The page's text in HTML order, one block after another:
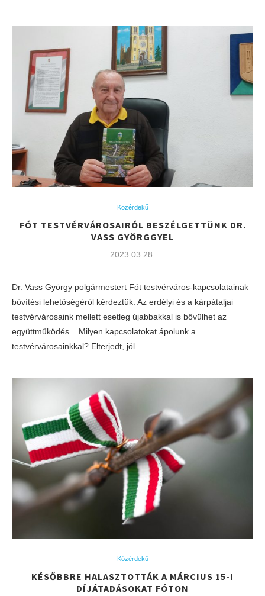
Közérdekű
FÓT TESTVÉRVÁROSAIRÓL BESZÉLGETTÜNK DR.
VASS GYÖRGGYEL
2023.03.28.
Dr. Vass György polgármestert Fót testvérváros-kapcsolatainak
bővítési lehetőségéről kérdeztük. Az erdélyi és a kárpátaljai
testvérvárosaink mellett esetleg újabbakkal is bővülhet az
együttműködés. Milyen kapcsolatokat ápolunk a
testvérvárosainkkal? Elterjedt, jól…
Közérdekű
KÉSŐBBRE HALASZTOTTÁK A MÁRCIUS 15-I
DÍJÁTADÁSOKAT FÓTON